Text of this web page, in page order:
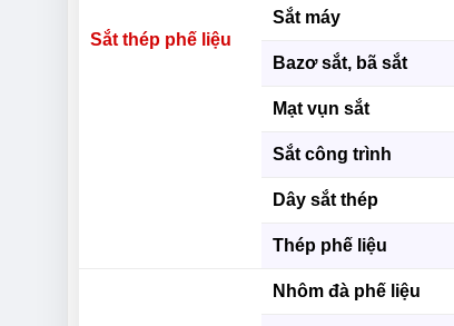
Sắt thép phế liệu
Sắt máy
Bazơ sắt, bã sắt
Mạt vụn sắt
Sắt công trình
Dây sắt thép
Thép phế liệu
Nhôm đà phế liệu